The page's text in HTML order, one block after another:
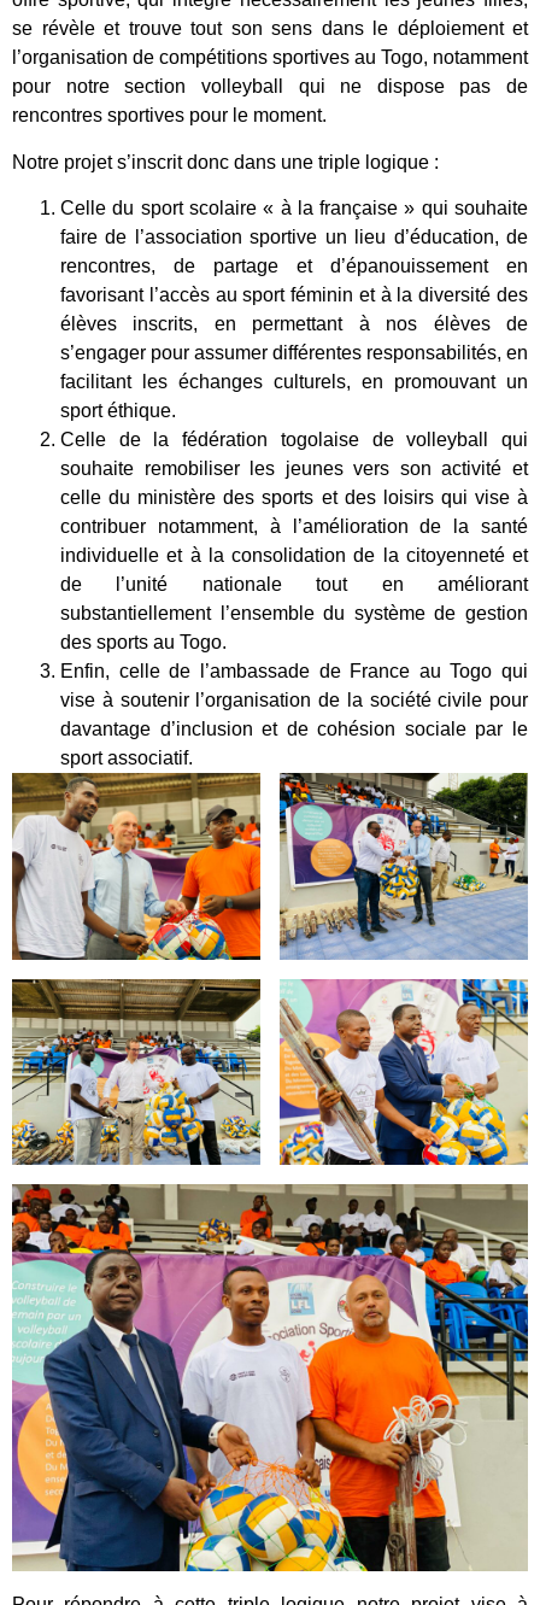
se révèle et trouve tout son sens dans le déploiement et
l’organisation de compétitions sportives au Togo, notamment
pour notre section volleyball qui ne dispose pas de
rencontres sportives pour le moment.
Notre projet s’inscrit donc dans une triple logique :
Celle du sport scolaire « à la française » qui souhaite
faire de l’association sportive un lieu d’éducation, de
rencontres, de partage et d’épanouissement en
favorisant l’accès au sport féminin et à la diversité des
élèves inscrits, en permettant à nos élèves de
s’engager pour assumer différentes responsabilités, en
facilitant les échanges culturels, en promouvant un
sport éthique.
Celle de la fédération togolaise de volleyball qui
souhaite remobiliser les jeunes vers son activité et
celle du ministère des sports et des loisirs qui vise à
contribuer notamment, à l’amélioration de la santé
individuelle et à la consolidation de la citoyenneté et
de l’unité nationale tout en améliorant
substantiellement l’ensemble du système de gestion
des sports au Togo.
Enfin, celle de l’ambassade de France au Togo qui
vise à soutenir l’organisation de la société civile pour
davantage d’inclusion et de cohésion sociale par le
sport associatif.